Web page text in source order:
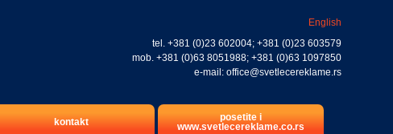
English
tel. +381 (0)23 602004; +381 (0)23 603579
mob. +381 (0)63 8051988; +381 (0)63 1097850
e-mail: office@svetlecereklame.rs
kontakt
posetite i
www.svetlecereklame.co.rs